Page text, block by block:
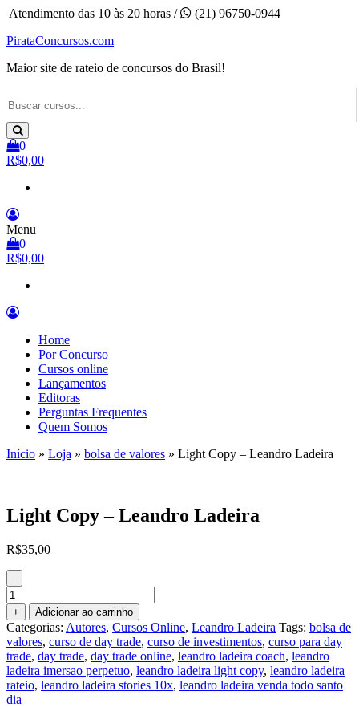
Pular
o
Atendimento das 10 às 20 horas /
(21) 96750-0944
PirataConcursos.com
Maior site de rateio de concursos do Brasil!
0
R$0,00
Menu
0
R$0,00
Home
Por Concurso
Cursos online
Lançamentos
Editoras
Perguntas Frequentes
Quem Somos
Início » Loja » bolsa de valores » Light Copy – Leandro Ladeira
Light Copy – Leandro Ladeira
R$35,00
-
Light
Copy
–
Leandro
Ladeira
quantidade
+ Adicionar ao carrinho
Categorias: Autores, Cursos Online, Leandro Ladeira Tags: bolsa de
valores, curso de day trade, curso de investimentos, curso para day
trade, day trade, day trade online, leandro ladeira coach, leandro
ladeira imersao perpetuo, leandro ladeira light copy, leandro ladeira
rateio, leandro ladeira stories 10x, leandro ladeira venda todo santo
dia